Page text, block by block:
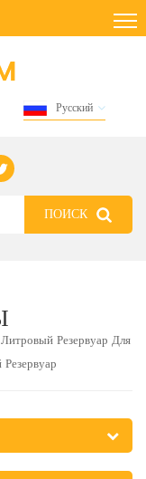
Русский
Резервуар Для